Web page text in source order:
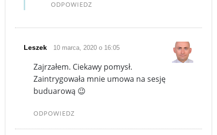
ODPOWIEDZ
Leszek 10 marca, 2020 o 16:05
Zajrzałem. Ciekawy pomysł.
Zaintrygowała mnie umowa na sesję
buduarową 😉
ODPOWIEDZ